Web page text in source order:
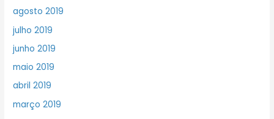
agosto 2019
julho 2019
junho 2019
maio 2019
abril 2019
março 2019